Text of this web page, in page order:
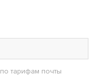
по тарифам почты